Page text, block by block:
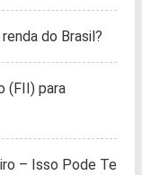
do Brasil?
(FII) para
– Isso Pode Te